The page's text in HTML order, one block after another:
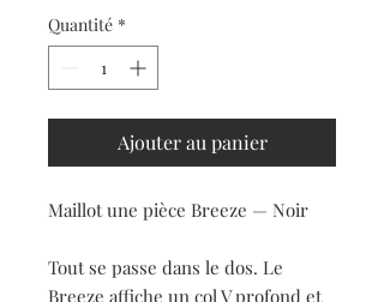
Quantité *
Ajouter au panier
Maillot une pièce Breeze — Noir
Tout se passe dans le dos. Le
Breeze affiche un col V profond et